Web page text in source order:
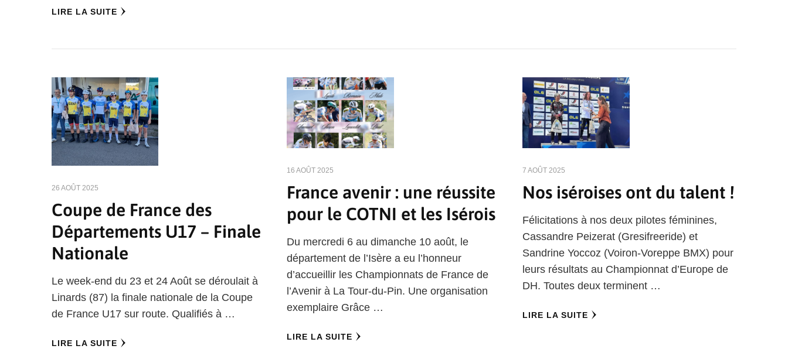
LIRE LA SUITE
26 AOÛT 2025
Coupe de France des
Départements U17 – Finale
Nationale
Le week-end du 23 et 24 Août se déroulait à
Linards (87) la finale nationale de la Coupe
de France U17 sur route. Qualifiés à …
LIRE LA SUITE
16 AOÛT 2025
France avenir : une réussite
pour le COTNI et les Isérois
Du mercredi 6 au dimanche 10 août, le
département de l’Isère a eu l’honneur
d’accueillir les Championnats de France de
l’Avenir à La Tour-du-Pin. Une organisation
exemplaire Grâce …
LIRE LA SUITE
7 AOÛT 2025
Nos iséroises ont du talent !
Félicitations à nos deux pilotes féminines,
Cassandre Peizerat (Gresifreeride) et
Sandrine Yoccoz (Voiron-Voreppe BMX) pour
leurs résultats au Championnat d’Europe de
DH. Toutes deux terminent …
LIRE LA SUITE